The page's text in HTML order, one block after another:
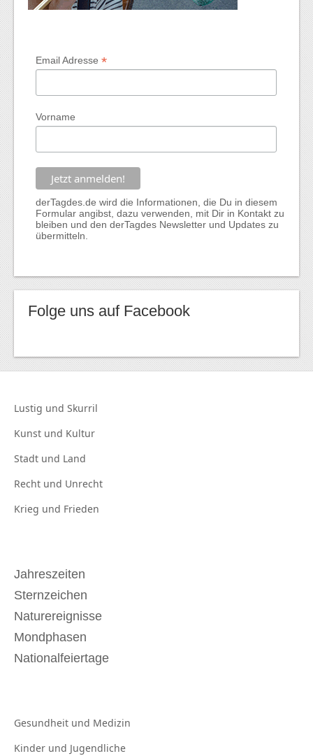
Email Adresse*
Vorname
derTagdes.de wird die Informationen, die Du in diesem
Formular angibst, dazu verwenden, mit Dir in Kontakt zu
bleiben und den derTagdes Newsletter und Updates zu
übermitteln.
Folge uns auf Facebook
Lustig und Skurril
Kunst und Kultur
Stadt und Land
Recht und Unrecht
Krieg und Frieden
Jahreszeiten
Sternzeichen
Naturereignisse
Mondphasen
Nationalfeiertage
Gesundheit und Medizin
Kinder und Jugendliche